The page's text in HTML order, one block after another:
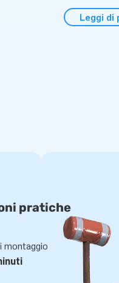
rond op haar rode motor
Leggi di
pratiche
montaggio